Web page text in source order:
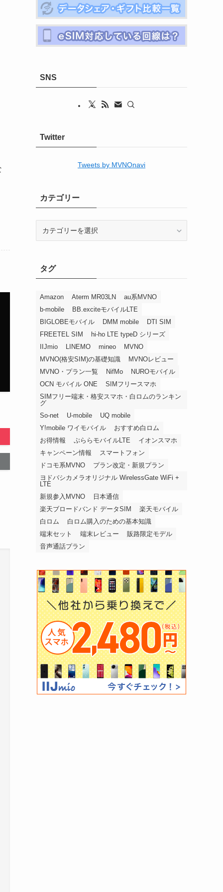
SNS
Twitter
Tweets by MVNOnavi
カテゴリー
ータグ
Amazon Aterm MR03LN
au系MVNO
b-mobile
BB.exciteモバイルLTE
BIGLOBEモバイル
DMM mobile
DTI SIM
FREETEL SIM
hi-ho LTE typeD シリーズ
IIJmio
LINEMO mineo
MVNO
MVNO(格安SIM)の基礎知識
MVNOレビュー
MVNO・プラン一覧
NifMo
NUROモバイル
OCN モバイル ONE
SIMフリースマホ
SIMフリー端末・格安スマホ・白ロムのランキン
グ
So-net
U-mobile
UQ mobile
Y!mobile ワイモバイル
おすすめ白ロム
お得情報
ぷららモバイルLTE
イオンスマホ
キャンペーン情報
スマートフォン
ドコモ系MVNO
プラン改定・新規プラン
ヨドバシカメラオリジナル WirelessGate WiFi +
LTE
新規参入MVNO
日本通信
楽天ブロードバンド データSIM
楽天モバイル
白ロム
白ロム購入のための基本知識
端末セット
端末レビュー
販路限定モデル
音声通話プラン